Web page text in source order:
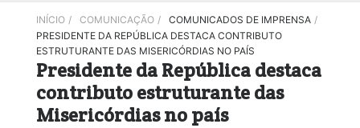
INÍCIO / COMUNICAÇÃO / COMUNICADOS DE IMPRENSA /
PRESIDENTE DA REPÚBLICA DESTACA CONTRIBUTO
ESTRUTURANTE DAS MISERICÓRDIAS NO PAÍS
Presidente da República destaca
contributo estruturante das
Misericórdias no país